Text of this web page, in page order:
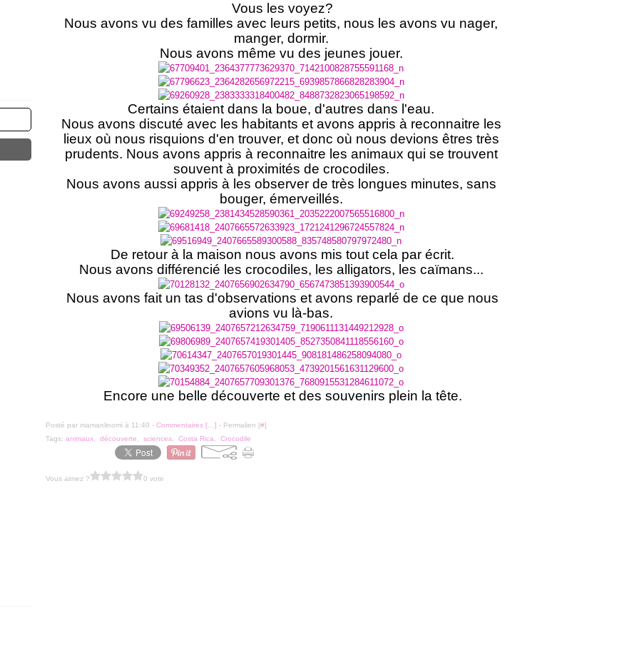
Vous les voyez?
Nous avons vu des familles avec leurs petits, nous les avons vu nager,
manger, dormir.
Nous avons même vu des jeunes jouer.
Certains étaient dans la boue, d'autres dans l'eau.
Nous avons discuté avec les habitants et avons appris à reconnaitre les
lieux où nous risquions d'en trouver, et donc où nous devions êtres très
prudents. Nous avons appris à reconnaitre les animaux qui se trouvent
souvent à proximités de crocodiles.
Nous avons aussi appris à les observer de très longues minutes, sans
bouger, émerveillés.
De retour à la maison nous avons mis tout cela par écrit.
Nous avons différencié les crocodiles, les alligators, les caïmans...
Nous avons fait un tas d'observations et avons reparlé de ce que nous
avions vu là-bas.
Encore une belle découverte et des souvenirs plein la tête.
Posté par mamanlinomi à 11:40 - Commentaires [ ] - Permalien [#]
Tags: animaux découverte sciences Costa Rica Crocodile
Vous aimez ? 0 vote